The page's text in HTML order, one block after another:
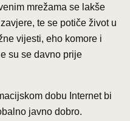
mrežama se lakše
te se potiče život u
vijesti, eho komore i
su se davno prije
dobu Internet bi
javno dobro.